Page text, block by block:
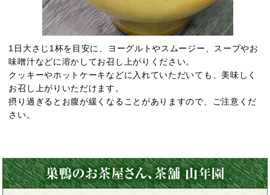
1日大さじ1杯を目安に、ヨーグルトやスムージー、スープやお
味噌汁などに溶かしてお召し上がりください。
クッキーやホットケーキなどに入れていただいても、美味しく
お召し上がりいただけます。
摂り過ぎるとお腹が緩くなることがありますので、ご注意くだ
さい。